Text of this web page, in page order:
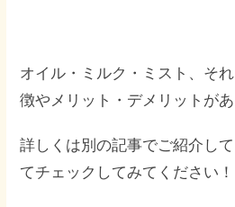
オイル・ミルク・ミスト、そ
徴やメリット・デメリットがあ
詳しくは別の記事でご紹介し
てチェックしてみてください！